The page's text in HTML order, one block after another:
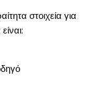
στοιχεία για